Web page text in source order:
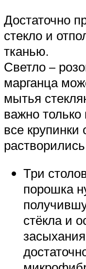
Достаточно
стекло и
тканью.
Светло –
марганца
мытья
важно
все крупинки
Три
порошка
стёкла и